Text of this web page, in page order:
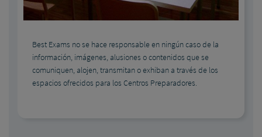
Best Exams no se hace responsable en ningún caso de la
información, imágenes, alusiones o contenidos que se
comuniquen, alojen, transmitan o exhiban a través de los
espacios ofrecidos para los Centros Preparadores.